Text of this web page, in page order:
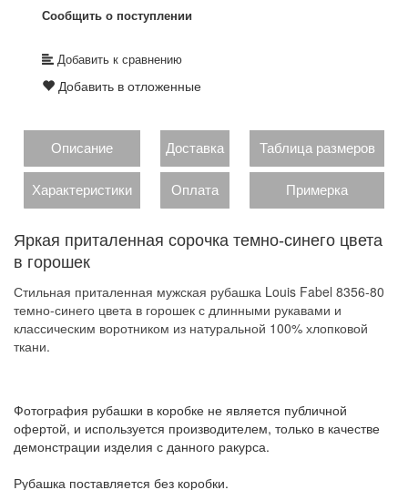
Сообщить о поступлении
Добавить к сравнению
Добавить в отложенные
Описание Доставка Таблица размеров
Характеристики Оплата Примерка
Яркая приталенная сорочка темно-синего цвета
в горошек
Стильная приталенная мужская рубашка Louis Fabel 8356-80
темно-синего цвета в горошек с длинными рукавами и
классическим воротником из натуральной 100% хлопковой
ткани.
Фотография рубашки в коробке не является публичной
офертой, и используется производителем, только в качестве
демонстрации изделия с данного ракурса.
Рубашка поставляется без коробки.